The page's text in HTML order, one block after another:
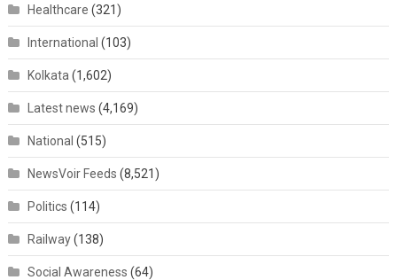
Healthcare (321)
International (103)
Kolkata (1,602)
Latest news (4,169)
National (515)
NewsVoir Feeds (8,521)
Politics (114)
Railway(138)
Social Awareness (64)